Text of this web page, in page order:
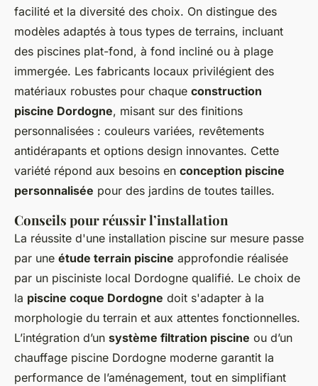
facilité et la diversité des choix. On distingue des
modèles adaptés à tous types de terrains, incluant
des piscines plat-fond, à fond incliné ou à plage
immergée. Les fabricants locaux privilégient des
matériaux robustes pour chaque construction
piscine Dordogne, misant sur des finitions
personnalisées : couleurs variées, revêtements
antidérapants et options design innovantes. Cette
variété répond aux besoins en conception piscine
personnalisée pour des jardins de toutes tailles.
Conseils pour réussir l’installation
La réussite d'une installation piscine sur mesure passe
par une étude terrain piscine approfondie réalisée
par un pisciniste local Dordogne qualifié. Le choix de
la piscine coque Dordogne doit s'adapter à la
morphologie du terrain et aux attentes fonctionnelles.
L’intégration d’un système filtration piscine ou d’un
chauffage piscine Dordogne moderne garantit la
performance de l’aménagement, tout en simplifiant